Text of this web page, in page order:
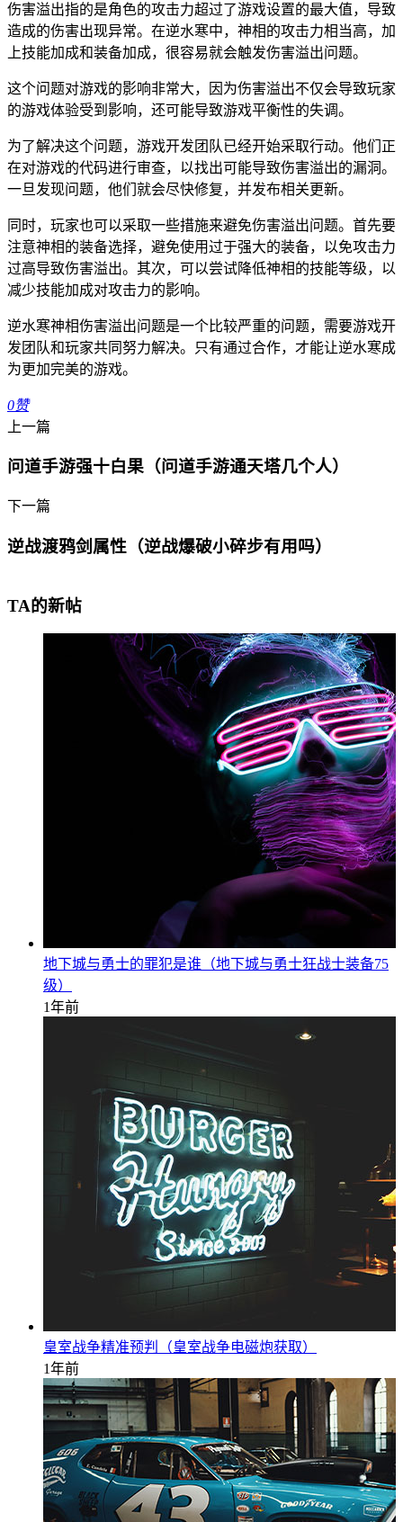
伤害溢出指的是角色的攻击力超过了游戏设置的最大值，导致
造成的伤害出现异常。在逆水寒中，神相的攻击力相当高，加
上技能加成和装备加成，很容易就会触发伤害溢出问题。
这个问题对游戏的影响非常大，因为伤害溢出不仅会导致玩家
的游戏体验受到影响，还可能导致游戏平衡性的失调。
为了解决这个问题，游戏开发团队已经开始采取行动。他们正
在对游戏的代码进行审查，以找出可能导致伤害溢出的漏洞。
一旦发现问题，他们就会尽快修复，并发布相关更新。
同时，玩家也可以采取一些措施来避免伤害溢出问题。首先要
注意神相的装备选择，避免使用过于强大的装备，以免攻击力
过高导致伤害溢出。其次，可以尝试降低神相的技能等级，以
减少技能加成对攻击力的影响。
逆水寒神相伤害溢出问题是一个比较严重的问题，需要游戏开
发团队和玩家共同努力解决。只有通过合作，才能让逆水寒成
为更加完美的游戏。
0赞
上一篇
问道手游强十白果（问道手游通天塔几个人）
下一篇
逆战渡鸦剑属性（逆战爆破小碎步有用吗）
TA的新帖
地下城与勇士的罪犯是谁（地下城与勇士狂战士装备75
级）
1年前
皇室战争精准预判（皇室战争电磁炮获取）
1年前